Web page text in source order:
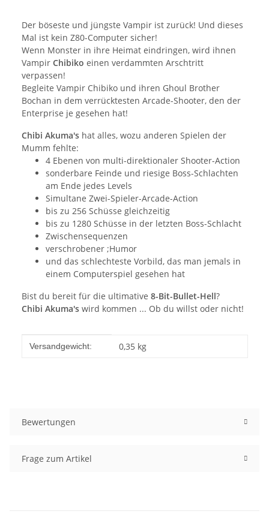
Der böseste und jüngste Vampir ist zurück! Und dieses
Mal ist kein Z80-Computer sicher!
Wenn Monster in ihre Heimat eindringen, wird ihnen
Vampir Chibiko einen verdammten Arschtritt
verpassen!
Begleite Vampir Chibiko und ihren Ghoul Brother
Bochan in dem verrücktesten Arcade-Shooter, den der
Enterprise je gesehen hat!
Chibi Akuma's hat alles, wozu anderen Spielen der
Mumm fehlte:
4 Ebenen von multi-direktionaler Shooter-Action
sonderbare Feinde und riesige Boss-Schlachten
am Ende jedes Levels
Simultane Zwei-Spieler-Arcade-Action
bis zu 256 Schüsse gleichzeitig
bis zu 1280 Schüsse in der letzten Boss-Schlacht
Zwischensequenzen
verschrobener ;Humor
und das schlechteste Vorbild, das man jemals in
einem Computerspiel gesehen hat
Bist du bereit für die ultimative 8-Bit-Bullet-Hell?
Chibi Akuma's wird kommen ... Ob du willst oder nicht!
Produkteigenschaft
Wert
Versandgewicht: 0,35 kg
Bewertungen
Frage zum Artikel